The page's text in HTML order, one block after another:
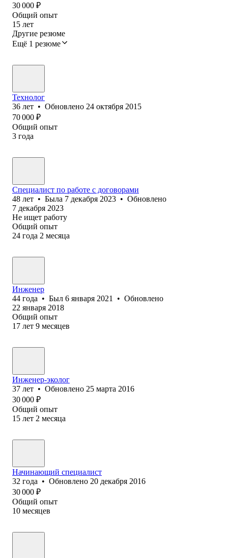
30 000 ₽
Общий опыт
15 лет
Другие резюме
Ещё 1 резюме
Технолог
36 лет • Обновлено 24 октября 2015
70 000 ₽
Общий опыт
3 года
Специалист по работе с договорами
48 лет • Была 7 декабря 2023 • Обновлено
7 декабря 2023
Не ищет работу
Общий опыт
24 года 2 месяца
Инженер
44 года • Был 6 января 2021 • Обновлено
22 января 2018
Общий опыт
17 лет 9 месяцев
Инженер-эколог
37 лет • Обновлено 25 марта 2016
30 000 ₽
Общий опыт
15 лет 2 месяца
Начинающий специалист
32 года • Обновлено 20 декабря 2016
30 000 ₽
Общий опыт
10 месяцев